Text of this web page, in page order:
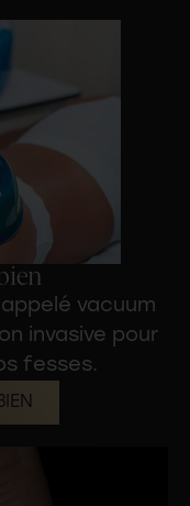
vacuum
invasive pour
fesses.